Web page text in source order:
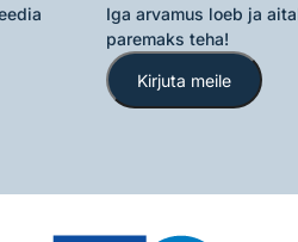
Iga arvamus loeb ja
paremaks teha!
Kirjuta meile